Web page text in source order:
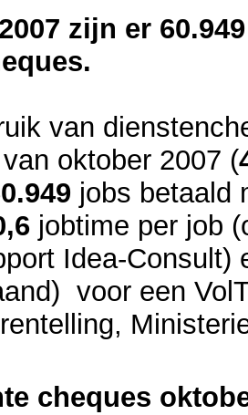
zijn er
van
oktober 2007 (
jobs betaald
jobtime per job
Idea-Consult)
voor een
cheques